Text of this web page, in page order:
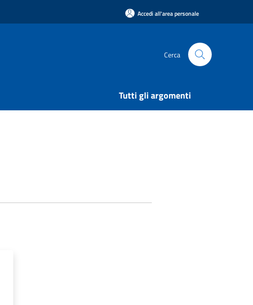
Accedi all'area personale
Cerca
Tutti gli argomenti